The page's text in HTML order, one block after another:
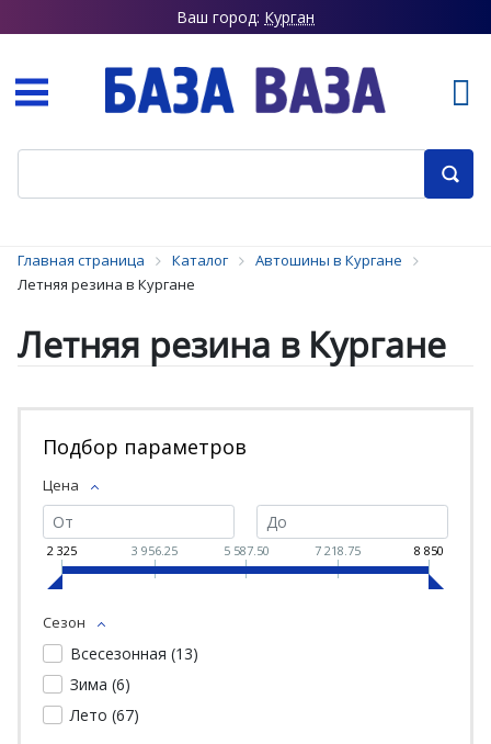
Ваш город: Курган
Главная страница Каталог
Автошины в Кургане
Летняя резина в Кургане
Летняя резина в Кургане
Подбор параметров
Цена
2 325 3 956.25 5 587.50 7 218.75 8 850
Сезон
Всесезонная (13)
Зима (6)
Лето (67)